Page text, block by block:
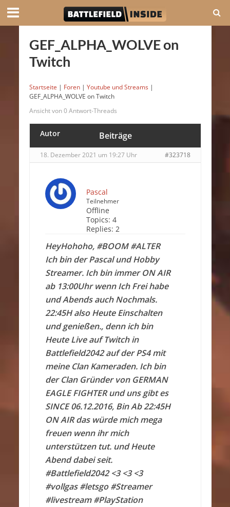
GEF_ALPHA_WOLVE on
Twitch
Startseite | Foren | Youtube und Streams |
GEF_ALPHA_WOLVE on Twitch
Ansicht von 0 Antwort-Threads
Autor Beiträge
18. Dezember 2021 um 19:27 Uhr #323718
Pascal
Teilnehmer
Offline
Topics: 4
Replies: 2
HeyHohoho, #BOOM #ALTER
Ich bin der Pascal und Hobby
Streamer. Ich bin immer ON AIR
ab 13:00Uhr wenn Ich Frei habe
und Abends auch Nochmals.
22:45H also Heute Einschalten
und genießen., denn ich bin
Heute Live auf Twitch in
Battlefield2042 auf der PS4 mit
meine Clan Kameraden. Ich bin
der Clan Gründer von GERMAN
EAGLE FIGHTER und uns gibt es
SINCE 06.12.2016, Bin Ab 22:45H
ON AIR das würde mich mega
freuen wenn ihr mich
unterstützen tut. und Heute
Abend dabei seit.
#Battlefield2042 <3 <3 <3
#vollgas #letsgo #Streamer
#livestream #PlayStation